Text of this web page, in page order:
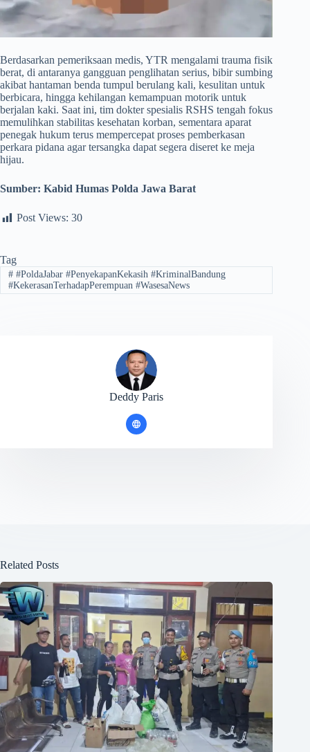
​Berdasarkan pemeriksaan medis, YTR mengalami trauma fisik
berat, di antaranya gangguan penglihatan serius, bibir sumbing
akibat hantaman benda tumpul berulang kali, kesulitan untuk
berbicara, hingga kehilangan kemampuan motorik untuk
berjalan kaki. Saat ini, tim dokter spesialis RSHS tengah fokus
memulihkan stabilitas kesehatan korban, sementara aparat
penegak hukum terus mempercepat proses pemberkasan
perkara pidana agar tersangka dapat segera diseret ke meja
hijau.
Sumber: Kabid Humas Polda Jawa Barat
Post Views: 30
Tag
##PoldaJabar #PenyekapanKekasih #KriminalBandung
#KekerasanTerhadapPerempuan #WasesaNews
Deddy Paris
Related Posts